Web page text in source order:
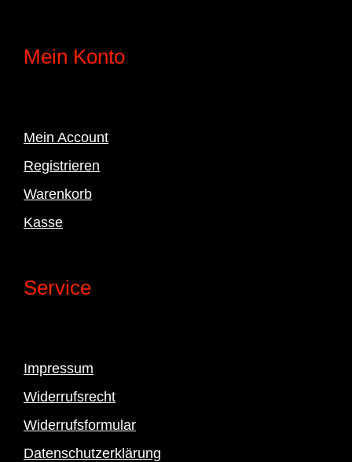
Mein Konto
Mein Account
Registrieren
Warenkorb
Kasse
Service
Impressum
Widerrufsrecht
Widerrufsformular
Datenschutzerklärung